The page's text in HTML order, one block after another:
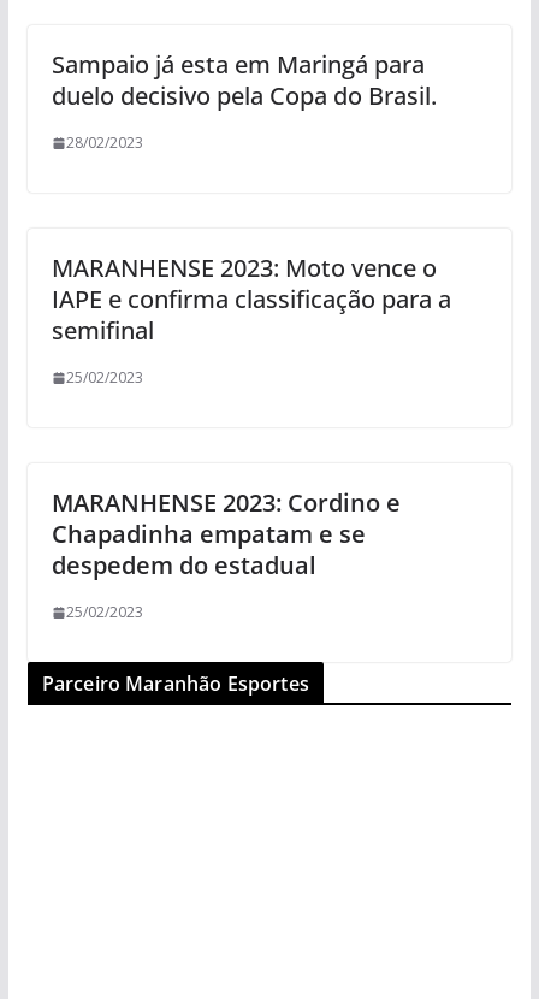
Sampaio já esta em Maringá para
duelo decisivo pela Copa do Brasil.
28/02/2023
MARANHENSE 2023: Moto vence o
IAPE e confirma classificação para a
semifinal
25/02/2023
MARANHENSE 2023: Cordino e
Chapadinha empatam e se
despedem do estadual
25/02/2023
Parceiro Maranhão Esportes